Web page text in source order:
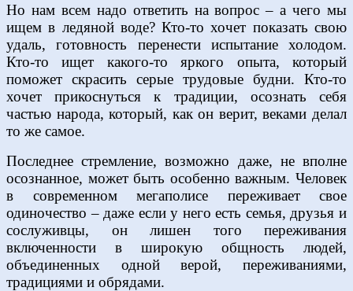
Но нам всем надо ответить на вопрос – а чего мы
ищем в ледяной воде? Кто-то хочет показать свою
удаль, готовность перенести испытание холодом.
Кто-то ищет какого-то яркого опыта, который
поможет скрасить серые трудовые будни. Кто-то
хочет прикоснуться к традиции, осознать себя
частью народа, который, как он верит, веками делал
то же самое.
Последнее стремление, возможно даже, не вполне
осознанное, может быть особенно важным. Человек
в современном мегаполисе переживает свое
одиночество – даже если у него есть семья, друзья и
сослуживцы, он лишен того переживания
включенности в широкую общность людей,
объединенных одной верой, переживаниями,
традициями и обрядами.